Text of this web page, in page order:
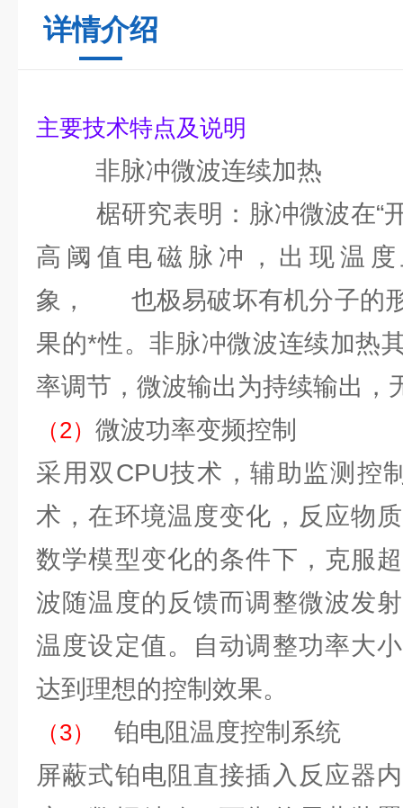
详情介绍
主要技术特点及说明
非脉冲微波连续加热
椐研究表明：脉冲微波在“开
高阈值电磁脉冲，出现温
象， 也极易破坏有机分子的
果的*性。非脉冲微波连续加热
率调节，微波输出为持续输出，
（2） 微波功率变频控制
采用双CPU技术，辅助监测控
术，在环境温度变化，反应物
数学模型变化的条件下，克服
波随温度的反馈而调整微波发
温度设定值。自动调整功率大
达到理想的控制效果。
（3）
铂电阻温度控制系统
屏蔽式铂电阻直接插入反应器